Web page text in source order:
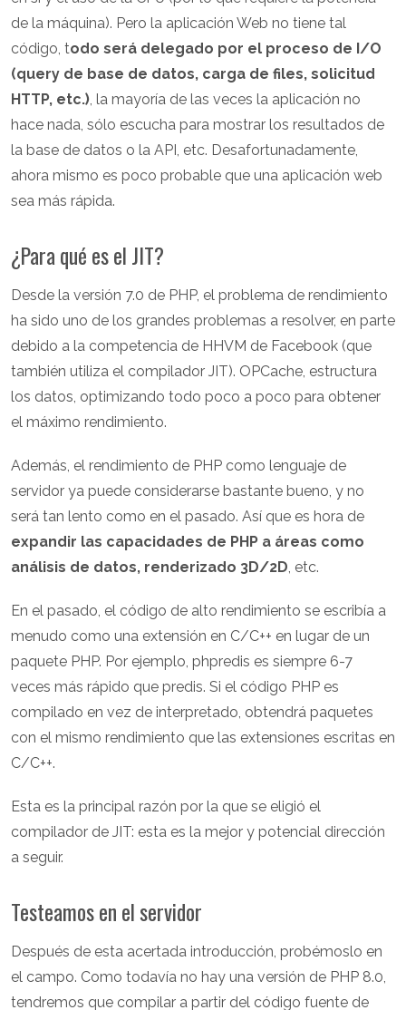
de la máquina). Pero la aplicación Web no tiene tal
código, todo será delegado por el proceso de I/O
(query de base de datos, carga de files, solicitud
HTTP, etc.), la mayoría de las veces la aplicación no
hace nada, sólo escucha para mostrar los resultados de
la base de datos o la API, etc. Desafortunadamente,
ahora mismo es poco probable que una aplicación web
sea más rápida.
¿Para qué es el JIT?
Desde la versión 7.0 de PHP, el problema de rendimiento
ha sido uno de los grandes problemas a resolver, en parte
debido a la competencia de HHVM de Facebook (que
también utiliza el compilador JIT). OPCache, estructura
los datos, optimizando todo poco a poco para obtener
el máximo rendimiento.
Además, el rendimiento de PHP como lenguaje de
servidor ya puede considerarse bastante bueno, y no
será tan lento como en el pasado. Así que es hora de
expandir las capacidades de PHP a áreas como
análisis de datos, renderizado 3D/2D, etc.
En el pasado, el código de alto rendimiento se escribía a
menudo como una extensión en C/C++ en lugar de un
paquete PHP. Por ejemplo, phpredis es siempre 6-7
veces más rápido que predis. Si el código PHP es
compilado en vez de interpretado, obtendrá paquetes
con el mismo rendimiento que las extensiones escritas en
C/C++.
Esta es la principal razón por la que se eligió el
compilador de JIT: esta es la mejor y potencial dirección
a seguir.
Testeamos en el servidor
Después de esta acertada introducción, probémoslo en
el campo. Como todavía no hay una versión de PHP 8.0,
tendremos que compilar a partir del código fuente de